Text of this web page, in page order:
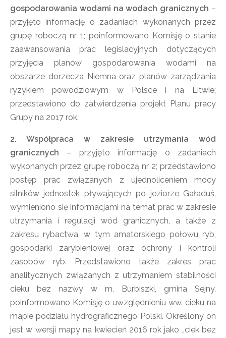
gospodarowania wodami na wodach granicznych –
przyjęto informację o zadaniach wykonanych przez
grupę roboczą nr 1; poinformowano Komisję o stanie
zaawansowania prac legislacyjnych dotyczących
przyjęcia planów gospodarowania wodami na
obszarze dorzecza Niemna oraz planów zarządzania
ryzykiem powodziowym w Polsce i na Litwie;
przedstawiono do zatwierdzenia projekt Planu pracy
Grupy na 2017 rok.
2. Współpraca w zakresie utrzymania wód
granicznych – przyjęto informację o zadaniach
wykonanych przez grupę roboczą nr 2; przedstawiono
postęp prac związanych z ujednoliceniem mocy
silników jednostek pływających po jeziorze Gaładuś,
wymieniono się informacjami na temat prac w zakresie
utrzymania i regulacji wód granicznych, a także z
zakresu rybactwa, w tym amatorskiego połowu ryb,
gospodarki zarybieniowej oraz ochrony i kontroli
zasobów ryb. Przedstawiono także zakres prac
analitycznych związanych z utrzymaniem stabilności
cieku bez nazwy w m. Burbiszki, gmina Sejny,
poinformowano Komisję o uwzględnieniu ww. cieku na
mapie podziału hydrograficznego Polski. Określony on
jest w wersji mapy na kwiecień 2016 rok jako „ciek bez